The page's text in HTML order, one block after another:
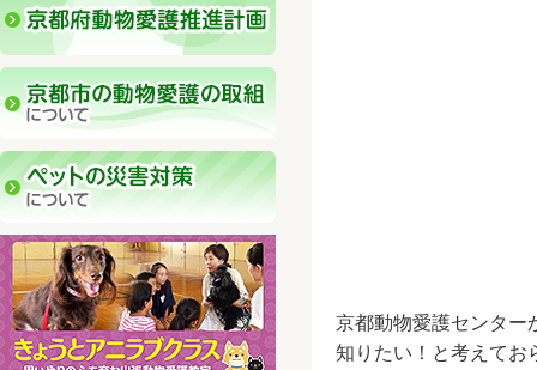
京都動物愛護センター
知りたい！と考えてお